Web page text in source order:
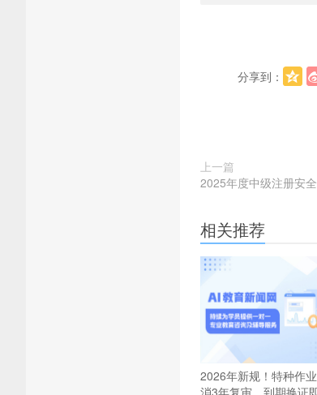
分享到：
上一篇
​​2025年度中级注册安
相关推荐
2026年新规！特种作
消3年复审，到期换证